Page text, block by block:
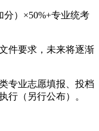
）×50%+专业统考
件要求，未来将逐渐
专业志愿填报、投档
行（另行公布）。